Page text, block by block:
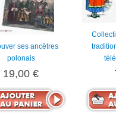
ses ancêtres
polonais
19,00 €